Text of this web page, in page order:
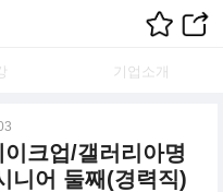
기업소개
크업/갤러리아명
니어 둘째(경력직)